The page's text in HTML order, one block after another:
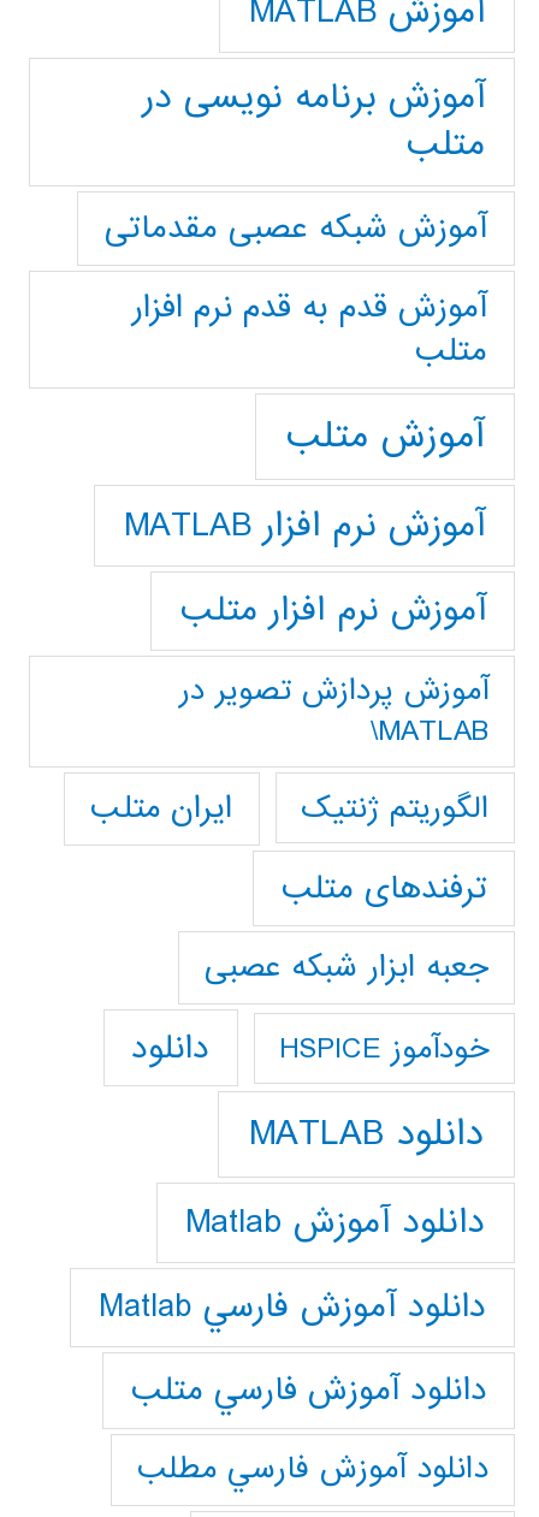
آموزش MATLAB
آموزش برنامه نویسی در
متلب
آموزش شبکه عصبی مقدماتی
آموزش قدم به قدم نرم افزار
متلب
آموزش متلب
آموزش نرم افزار MATLAB
آموزش نرم افزار متلب
آموزش پردازش تصوير در
MATLAB\
الگوریتم ژنتیک
ایران متلب
ترفندهای متلب
جعبه ابزار شبکه عصبی
خودآموز HSPICE دانلود
دانلود MATLAB
دانلود آموزش Matlab
دانلود آموزش فارسي Matlab
دانلود آموزش فارسي متلب
دانلود آموزش فارسي مطلب